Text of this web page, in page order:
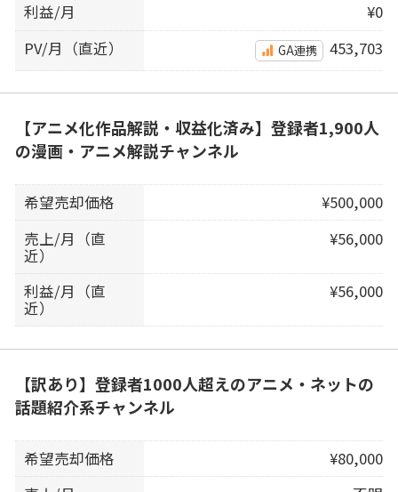
利益/月
¥0
PV/月（直近）
GA連携 453,703
【アニメ化作品解説・収益化済み】登録者1,900人
の漫画・アニメ解説チャンネル
希望売却価格
¥500,000
売上/月（直
近）
¥56,000
利益/月（直
近）
¥56,000
【訳あり】登録者1000人超えのアニメ・ネットの
話題紹介系チャンネル
希望売却価格
¥80,000